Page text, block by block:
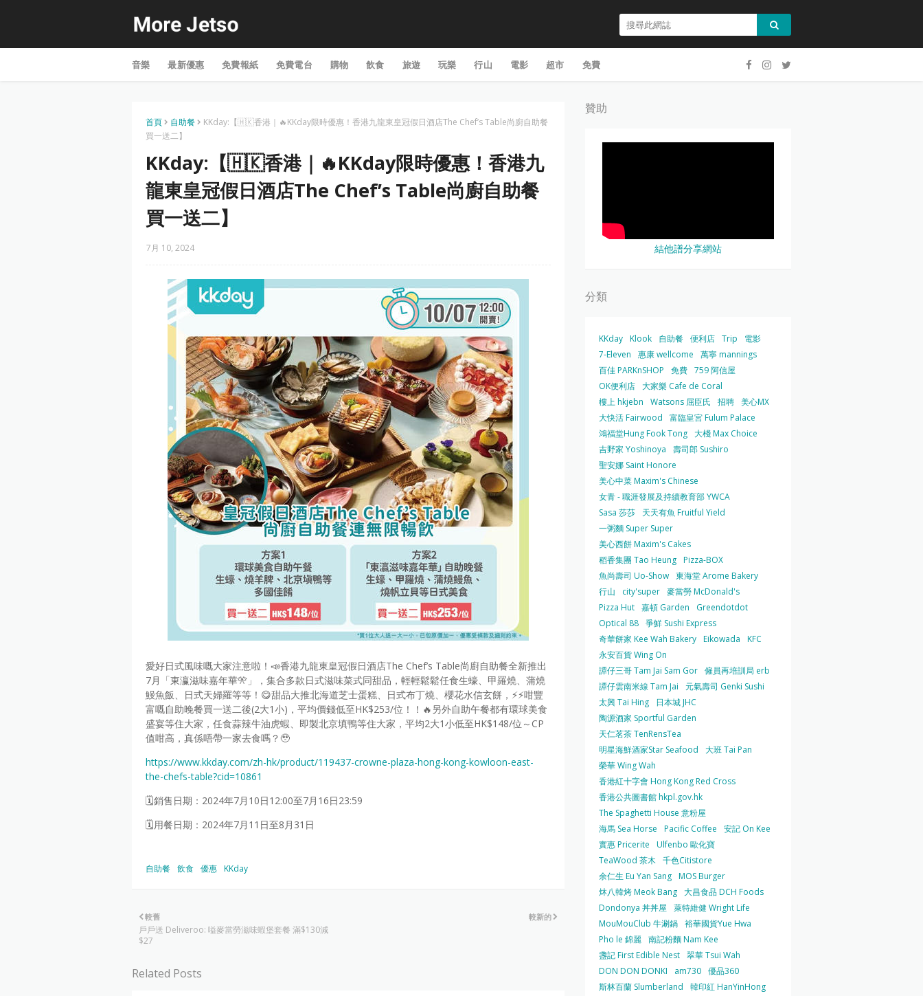
音樂 最新優惠 免費報紙 免費電台 購物 飲食 旅遊 玩樂 行山 電影 超市 免費
首頁 自助餐
KKday:【🇭🇰香港｜🔥KKday限時優惠！香港九龍東皇冠假日酒店The Chef’s Table尚廚自助餐
買一送二】
KKday:【🇭🇰香港｜🔥KKday限時優惠！香港九
龍東皇冠假日酒店The Chef’s Table尚廚自助餐
買一送二】
7月 10, 2024
愛好日式風味嘅大家注意啦！📣香港九龍東皇冠假日酒店The Chef’s Table尚廚自助餐全新推出
7月「東瀛滋味嘉年華🎌」，集合多款日式滋味菜式同甜品，輕輕鬆鬆任食生蠔、甲羅燒、蒲燒
鰻魚飯、日式天婦羅等等！😋甜品大推北海道芝士蛋糕、日式布丁燒、櫻花水信玄餅，⚡⚡咁豐
富嘅自助晚餐買一送二後(2大1小)，平均價錢低至HK$253/位！！🔥另外自助午餐都有環球美食
盛宴等住大家，任食蒜辣牛油虎蝦、即製北京填鴨等住大家，平均2大1小低至HK$148/位～CP
值咁高，真係唔帶一家去食嗎？🥹
https://www.kkday.com/zh-hk/product/119437-crowne-plaza-hong-kong-kowloon-east-
the-chefs-table?cid=10861
🗓️銷售日期：2024年7月10日12:00至7月16日23:59
🗓️用餐日期：2024年7月11日至8月31日
自助餐 飲食 優惠 KKday
較新的
較舊
戶戶送 Deliveroo: 嗌麥當勞滋味蝦堡套餐 滿$130減
$27
Related Posts
贊助
結他譜分享網站
分類
KKday Klook 自助餐 便利店 Trip
電影
7-Eleven
惠康 wellcome
萬寧 mannings
百佳 PARKnSHOP
免費 759 阿信屋
OK便利店 大家樂 Cafe de Coral
樓上 hkjebn
Watsons 屈臣氏 招聘 美心MX
大快活 Fairwood
富臨皇宮 Fulum Palace
鴻福堂Hung Fook Tong 大棧 Max Choice
吉野家 Yoshinoya
壽司郎 Sushiro
聖安娜 Saint Honore
美心中菜 Maxim's Chinese
女青 - 職涯發展及持續教育部 YWCA
Sasa 莎莎
天天有魚 Fruitful Yield
一粥麵 Super Super
美心西餅 Maxim's Cakes
稻香集團 Tao Heung Pizza-BOX
魚尚壽司 Uo-Show 東海堂 Arome Bakery
行山
city'super 麥當勞 McDonald's
Pizza Hut 嘉頓 Garden
Greendotdot
Optical 88 爭鮮 Sushi Express
奇華餅家 Kee Wah Bakery Eikowada
KFC
永安百貨 Wing On
譚仔三哥 Tam Jai Sam Gor 僱員再培訓局 erb
譚仔雲南米線 Tam Jai
元氣壽司 Genki Sushi
太興 Tai Hing
日本城 JHC
陶源酒家 Sportful Garden
天仁茗茶 TenRensTea
明星海鮮酒家Star Seafood
大班 Tai Pan
榮華 Wing Wah
香港紅十字會 Hong Kong Red Cross
香港公共圖書館 hkpl.gov.hk
The Spaghetti House 意粉屋
海馬 Sea Horse
Pacific Coffee
安記 On Kee
實惠 Pricerite
Ulfenbo 歐化寶
TeaWood 茶木 千色Citistore
余仁生 Eu Yan Sang MOS Burger
炑八韓烤 Meok Bang 大昌食品 DCH Foods
Dondonya 丼丼屋
萊特維健 Wright Life
MouMouClub 牛涮鍋 裕華國貨Yue Hwa
Pho le 錦麗 南記粉麵 Nam Kee
盞記 First Edible Nest 翠華 Tsui Wah
DON DON DONKI
am730 優品360
斯林百蘭 Slumberland
韓印紅 HanYinHong